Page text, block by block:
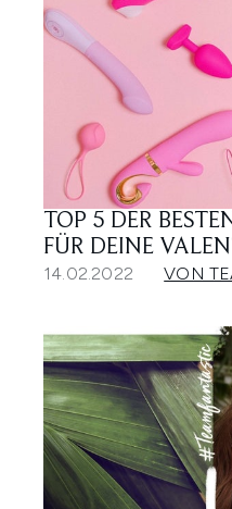
TOP 5 DER
FÜR DEINE
14.02.2022 VON